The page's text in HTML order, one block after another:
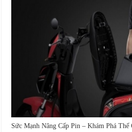
Sức Mạnh Nâng Cấp Pin – Khám Phá